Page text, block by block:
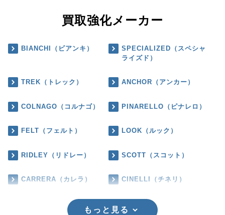
買取強化メーカー
BIANCHI（ビアンキ）
SPECIALIZED（スペシャ
ライズド）
TREK（トレック） ANCHOR（アンカー）
COLNAGO（コルナゴ） PINARELLO（ピナレロ）
FELT（フェルト） LOOK（ルック）
RIDLEY（リドレー） SCOTT（スコット）
CARRERA（カレラ） CINELLI（チネリ）
もっと見る